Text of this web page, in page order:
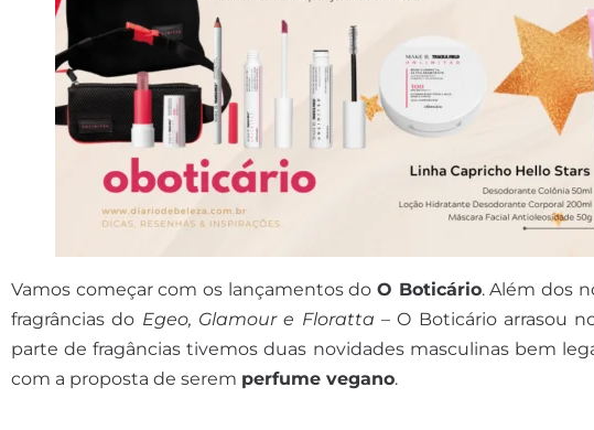
Vamos começar com os lançamentos doO Boticário. Além dos
fragrâncias do Egeo, Glamour e Floratta – O Boticário arrasou
parte de fragâncias tivemos duas novidades masculinas bem
com a proposta de serem perfume vegano.